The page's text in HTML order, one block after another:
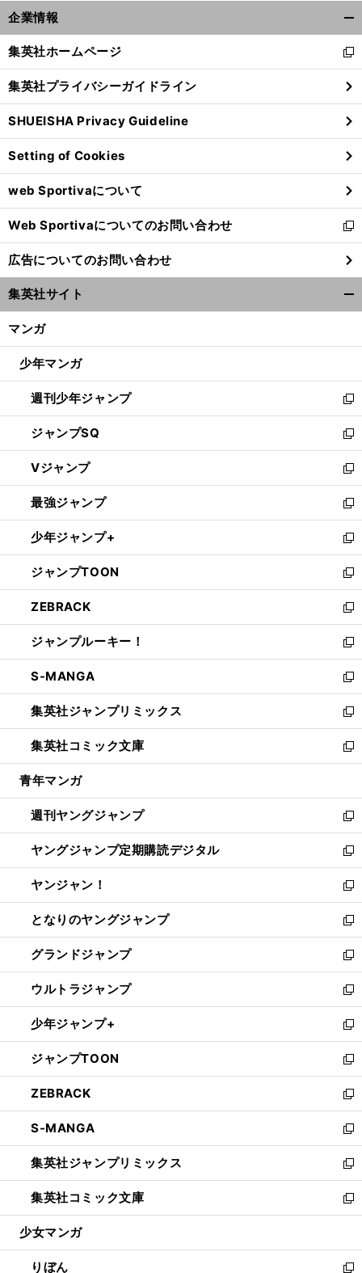
企業情報
閉
る
集英社ホームページ
新
し
い
ウ
ィ
ン
ド
ウ
で
開
く
集英社プライバシーガイドライン
SHUEISHA Privacy Guideline
Setting of Cookies
web Sportivaについて
Web Sportivaについてのお問い合わせ
新
し
い
ウ
ィ
ン
ウ
開
く
広告についてのお問い合わせ
集英社サイト
マンガ
少年マンガ
週刊少年ジャンプ
新
し
い
ウ
ィ
ン
ド
ウ
で
開
く
ジャンプSQ
新
し
い
ウ
ィ
ン
ド
ウ
で
開
く
Vジャンプ
新
し
い
ウ
ィ
ン
ド
ウ
で
開
く
最強ジャンプ
新
し
い
ウ
ィ
ン
ド
ウ
で
開
く
少年ジャンプ+
新
し
い
ウ
ィ
ン
ド
ウ
で
開
く
ジャンプTOON
新
し
い
ウ
ィ
ン
ド
ウ
で
開
く
ZEBRACK
新
し
い
ウ
ィ
ン
ド
ウ
で
開
ジャンプルーキー！
新
し
い
ウ
ィ
ン
ド
ウ
開
く
S-MANGA
新
し
い
ウ
ィ
ン
ウ
で
開
く
集英社ジャンプリミックス
新
し
い
ウ
ン
ド
ウ
で
開
く
集英社コミック文庫
新
し
ウ
ィ
ン
ド
ウ
で
開
く
青年マンガ
週刊ヤングジャンプ
新
し
い
ウ
ィ
ン
ド
ウ
で
開
く
ヤングジャンプ定期購読デジタル
新
し
い
ウ
ィ
ン
ド
ウ
で
開
く
ヤンジャン！
新
し
い
ウ
ィ
ン
ド
ウ
で
開
く
となりのヤングジャンプ
新
し
い
ウ
ィ
ン
ド
ウ
で
開
く
グランドジャンプ
新
し
い
ウ
ィ
ン
ド
ウ
で
開
く
ウルトラジャンプ
新
し
い
ウ
ィ
ン
ド
ウ
で
開
く
少年ジャンプ+
新
し
い
ウ
ィ
ン
ド
ウ
で
開
く
ジャンプTOON
新
し
い
ウ
ィ
ン
ド
ウ
で
開
ZEBRACK
新
し
い
ウ
ィ
ン
ド
ウ
開
く
S-MANGA
新
し
い
ウ
ィ
ン
ウ
で
集英社ジャンプリミックス
新
し
い
ウ
ン
ド
集英社コミック文庫
新
し
ウ
ィ
少女マンガ
りぼん